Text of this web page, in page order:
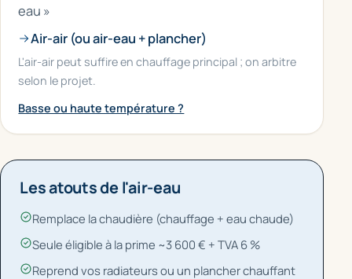
eau »
Air-air (ou air-eau + plancher)
L'air-air peut suffire en chauffage principal ; on arbitre
selon le projet.
Basse ou haute température ?
Les atouts de l'air-eau
Remplace la chaudière (chauffage + eau chaude)
Seule éligible à la prime ~3 600 € + TVA 6 %
Reprend vos radiateurs ou un plancher chauffant